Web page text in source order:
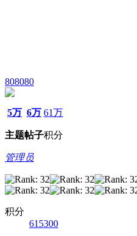
808080
5万
主题
6万
帖子
61万
积分
管理员
积分
615300